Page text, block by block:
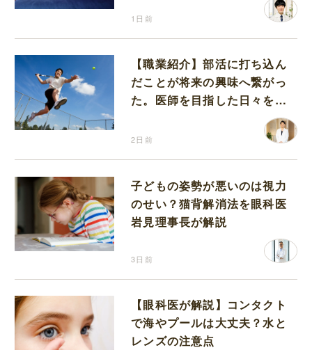
1日前
【職業紹介】部活に打ち込ん
だことが将来の興味へ繋がっ
た。医師を目指した日々を振
2日前
子どもの姿勢が悪いのは視力
のせい？猫背解消法を眼科医
岩見理事長が解説
3日前
【眼科医が解説】コンタクト
で海やプールは大丈夫？水と
レンズの注意点